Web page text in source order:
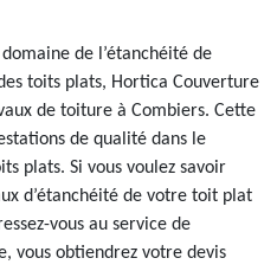
de l’étanchéité de
toits plats, Hortica Couverture
de toiture à Combiers. Cette
de qualité dans le
plats. Si vous voulez savoir
d’étanchéité de votre toit plat
vous au service de
vous obtiendrez votre devis